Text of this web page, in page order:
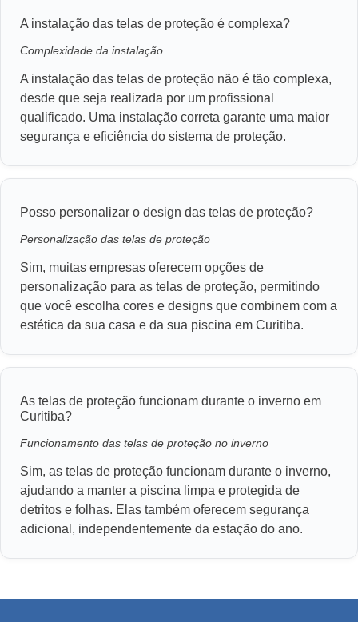
A instalação das telas de proteção é complexa?
Complexidade da instalação
A instalação das telas de proteção não é tão complexa,
desde que seja realizada por um profissional
qualificado. Uma instalação correta garante uma maior
segurança e eficiência do sistema de proteção.
Posso personalizar o design das telas de proteção?
Personalização das telas de proteção
Sim, muitas empresas oferecem opções de
personalização para as telas de proteção, permitindo
que você escolha cores e designs que combinem com a
estética da sua casa e da sua piscina em Curitiba.
As telas de proteção funcionam durante o inverno em
Curitiba?
Funcionamento das telas de proteção no inverno
Sim, as telas de proteção funcionam durante o inverno,
ajudando a manter a piscina limpa e protegida de
detritos e folhas. Elas também oferecem segurança
adicional, independentemente da estação do ano.